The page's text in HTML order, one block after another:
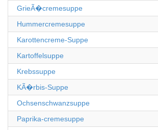
GrieÃ�cremesuppe
Hummercremesuppe
Karottencreme-Suppe
Kartoffelsuppe
Krebssuppe
KÃ�rbis-Suppe
Ochsenschwanzsuppe
Paprika-cremesuppe